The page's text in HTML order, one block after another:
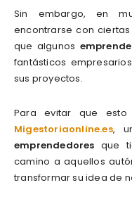
Sin embargo, en
encontrarse con
que algunos
fantásticos
sus proyectos.
Para evitar que esto
Migestoriaonline.es,
emprendedores que
camino a aquellos
transformar su idea de